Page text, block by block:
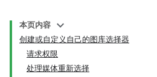
本页内容
创建或自定义自己的图库选择器
请求权限
处理媒体重新选择